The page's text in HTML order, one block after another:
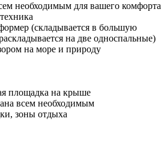
необходимым для вашего комфорта
(складывается в большую
на две односпальные)
на море и природу
площадка на крыше
всем необходимым
зоны отдыха